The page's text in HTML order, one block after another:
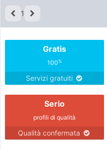
1
Gratis
100%
Servizi gratuiti
Serio
profili di qualità
Qualità confermata